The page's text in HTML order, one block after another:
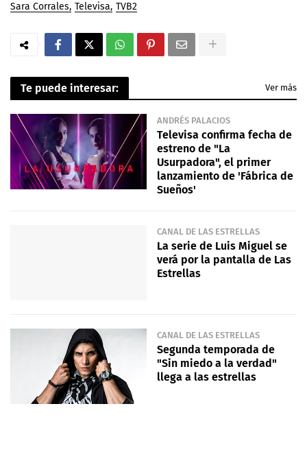
Sara Corrales Televisa TVB2
Te puede interesar: Ver más
ANDRÉS PALACIOS
Televisa confirma fecha de
estreno de "La
Usurpadora", el primer
lanzamiento de 'Fábrica de
Sueños'
CANAL DE LAS ESTRELLAS
La serie de Luis Miguel se
verá por la pantalla de Las
Estrellas
CANAL DE LAS ESTRELLAS
Segunda temporada de
"Sin miedo a la verdad"
llega a las estrellas